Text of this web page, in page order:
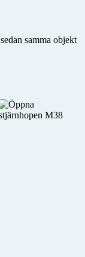
samma objekt